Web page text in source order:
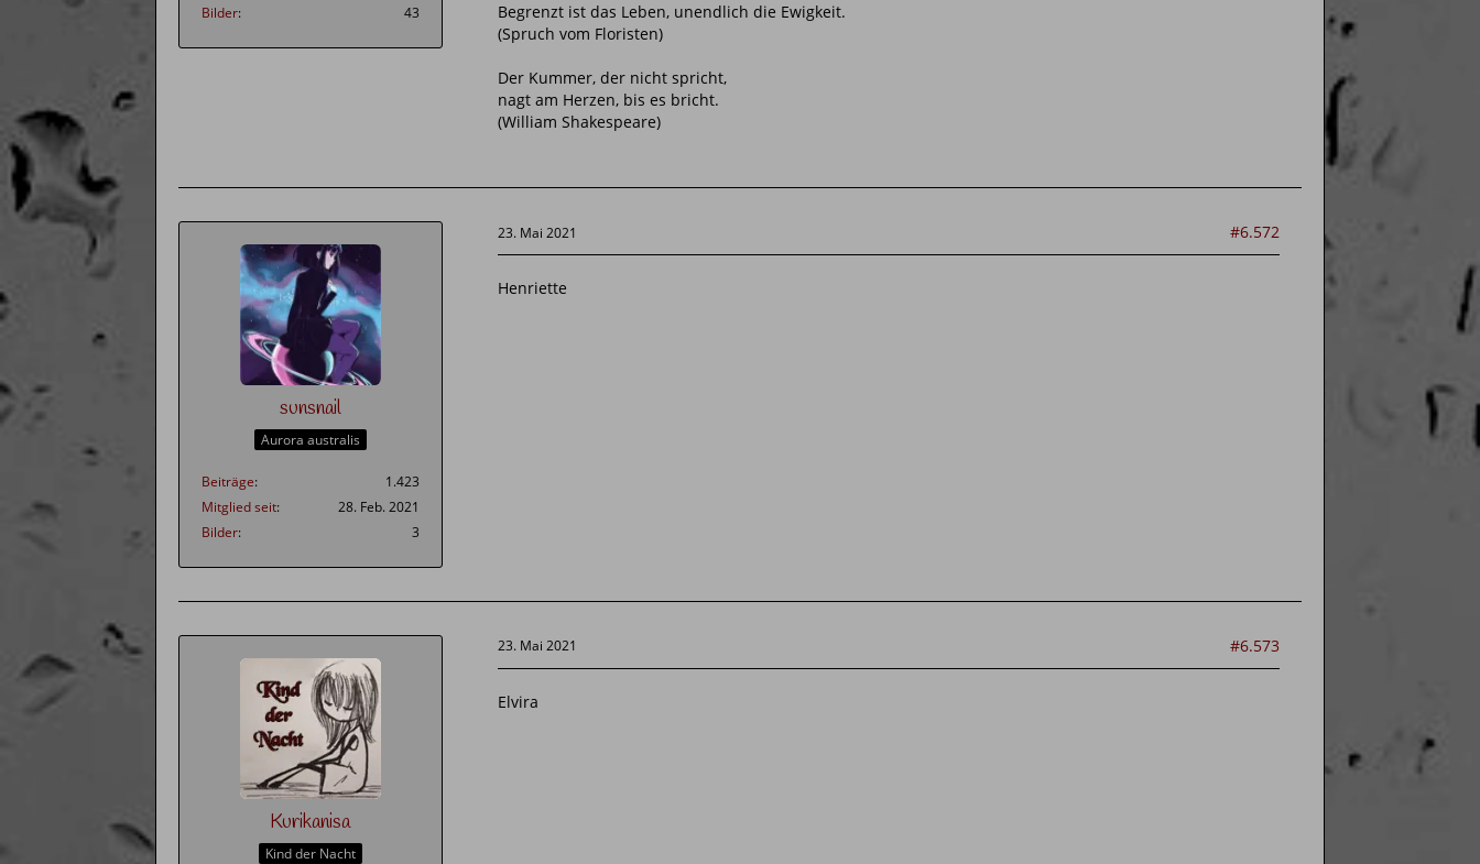
Bilder
43
Begrenzt ist das Leben, unendlich die Ewigkeit.
(Spruch vom Floristen)
Der Kummer, der nicht spricht,
nagt am Herzen, bis es bricht.
(William Shakespeare)
sunsnail
Aurora australis
Beiträge
1.423
Mitglied seit
28. Feb. 2021
Bilder
3
23. Mai 2021 #6.572
Henriette
Kurikanisa
Kind der Nacht
23. Mai 2021 #6.573
Elvira